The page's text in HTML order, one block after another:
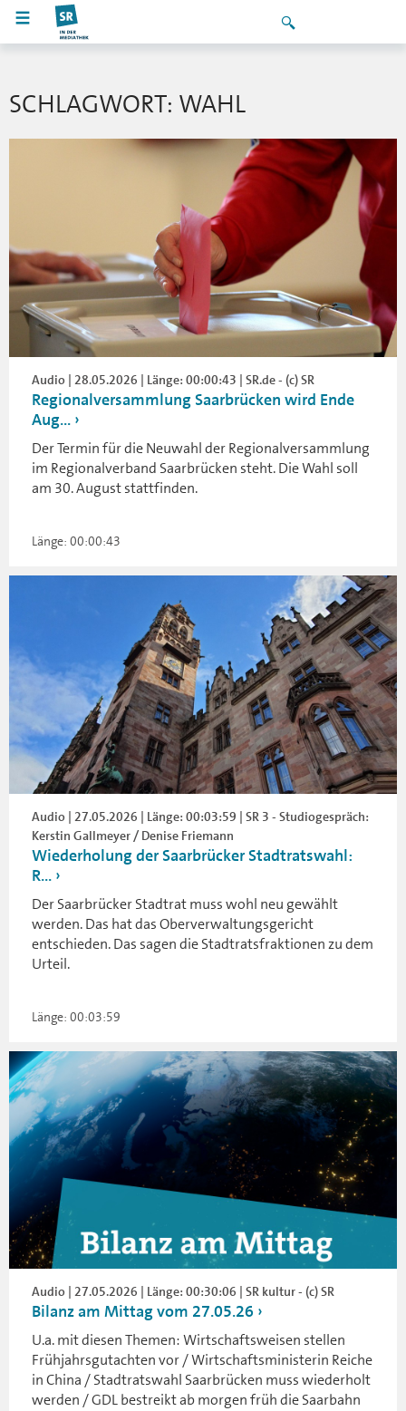
SCHLAGWORT: WAHL
Audio | 28.05.2026 | Länge: 00:00:43 | SR.de - (c) SR
Regionalversammlung Saarbrücken wird Ende
Aug...
Der Termin für die Neuwahl der Regionalversammlung
im Regionalverband Saarbrücken steht. Die Wahl soll
am 30. August stattfinden.
Länge: 00:00:43
Audio | 27.05.2026 | Länge: 00:03:59 | SR 3 - Studiogespräch:
Kerstin Gallmeyer / Denise Friemann
Wiederholung der Saarbrücker Stadtratswahl:
R...
Der Saarbrücker Stadtrat muss wohl neu gewählt
werden. Das hat das Oberverwaltungsgericht
entschieden. Das sagen die Stadtratsfraktionen zu dem
Urteil.
Länge: 00:03:59
Audio | 27.05.2026 | Länge: 00:30:06 | SR kultur - (c) SR
Bilanz am Mittag vom 27.05.26
U.a. mit diesen Themen: Wirtschaftsweisen stellen
Frühjahrsgutachten vor / Wirtschaftsministerin Reiche
in China / Stadtratswahl Saarbrücken muss wiederholt
werden / GDL bestreikt ab morgen früh die Saarbahn